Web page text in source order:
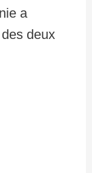
a
deux